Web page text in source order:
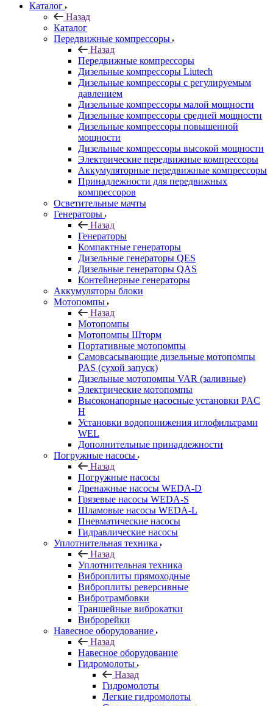
Каталог
Назад
Каталог
Передвижные компрессоры
Назад
Передвижные компрессоры
Дизельные компрессоры Liutech
Дизельные компрессоры с регулируемым
давлением
Дизельные компрессоры малой мощности
Дизельные компрессоры средней мощности
Дизельные компрессоры повышенной
мощности
Дизельные компрессоры высокой мощности
Электрические передвижные компрессоры
Аккумуляторные передвижные компрессоры
Принадлежности для передвижных
компрессоров
Осветительные мачты
Генераторы
Назад
Генераторы
Компактные генераторы
Дизельные генераторы QES
Дизельные генераторы QAS
Контейнерные генераторы
Аккумуляторы блоки
Мотопомпы
Назад
Мотопомпы
Мотопомпы Шторм
Портативные мотопомпы
Самовсасывающие дизельные мотопомпы
PAS (сухой запуск)
Дизельные мотопомпы VAR (заливные)
Электрические мотопомпы
Высоконапорные насосные установки PAC
H
Установки водопонижения иглофильтрами
WEL
Дополнительные принадлежности
Погружные насосы
Назад
Погружные насосы
Дренажные насосы WEDA-D
Грязевые насосы WEDA-S
Шламовые насосы WEDA-L
Пневматические насосы
Гидравлические насосы
Уплотнительная техника
Назад
Уплотнительная техника
Виброплиты прямоходные
Виброплиты реверсивные
Вибротрамбовки
Траншейные виброкатки
Виброрейки
Навесное оборудование
Назад
Навесное оборудование
Гидромолоты
Назад
Гидромолоты
Легкие гидромолоты